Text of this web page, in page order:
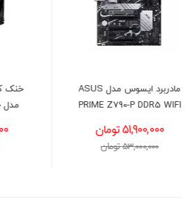
خنک کننده بادی دیپ کول
مدل DEEPCOOL AK400
5,800,000 تومان
6,100,000 تومان